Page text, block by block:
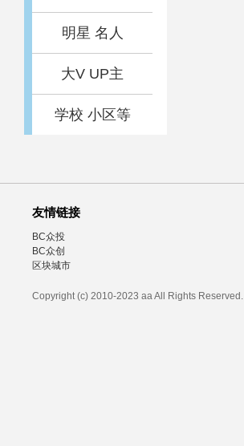
明星 名人
大V UP主
学校 小区等
友情链接
BC众投
BC众创
区块城市
Copyright (c) 2010-2023 aa All Rights Reserved.